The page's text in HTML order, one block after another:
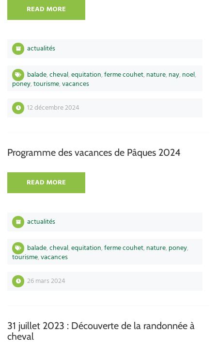
READ MORE
actualités
balade,cheval,equitation,ferme couhet,nature,nay,noel,
poney,tourisme,vacances
12 décembre 2024
Programme des vacances de Pâques 2024
READ MORE
actualités
balade,cheval,equitation,ferme couhet,nature,poney,
tourisme,vacances
26 mars 2024
31 juillet 2023 : Découverte de la randonnée à
cheval